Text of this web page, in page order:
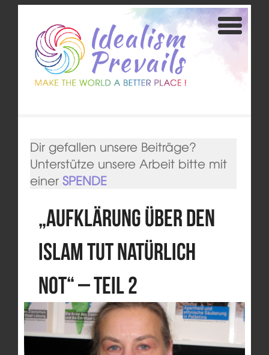
Dir gefallen unsere Beiträge?
Unterstütze unsere Arbeit bitte mit
einer SPENDE
„Aufklärung über den
Islam tut natürlich
Not“ – Teil 2